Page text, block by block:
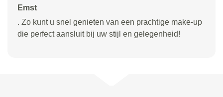
Emst
. Zo kunt u snel genieten van een prachtige make-up
die perfect aansluit bij uw stijl en gelegenheid!